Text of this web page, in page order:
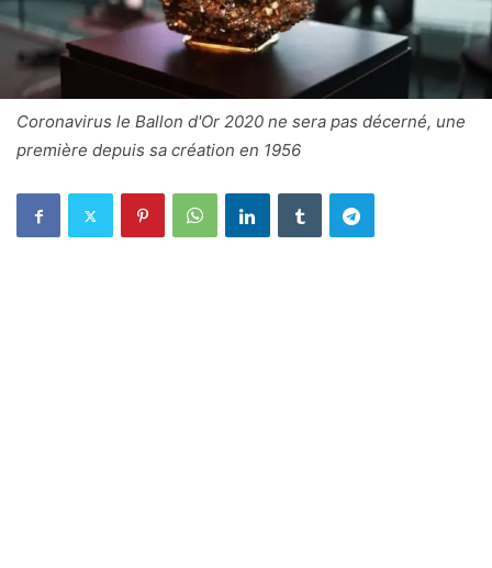
Coronavirus le Ballon d'Or 2020 ne sera pas décerné, une
première depuis sa création en 1956